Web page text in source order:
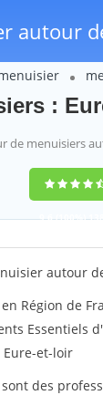
autour
:
de menuisiers
9,6(100%)
votes
autour
Région de
Essentiels
et-loir
des